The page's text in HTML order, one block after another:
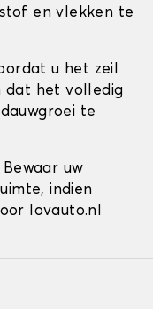
en vlekken te
u het zeil
dat het volledig
te
Bewaar uw
indien
lovauto.nl